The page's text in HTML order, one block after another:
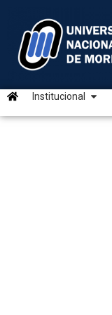
Institucional